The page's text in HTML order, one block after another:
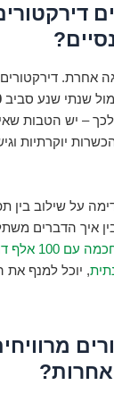
אחרת.
שנתי שנע סביב
– יש הטבות
יוקרתיות
על שילוב בין
איך הדברים
100 אלף דולר
, יוכל למנף את